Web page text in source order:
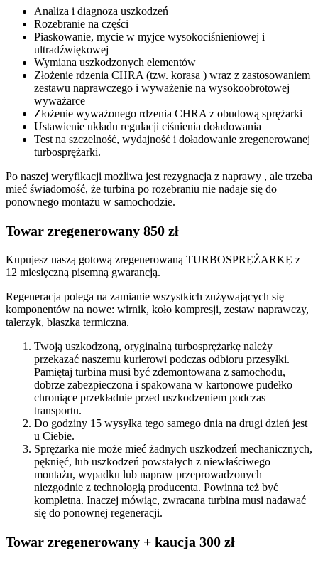
Analiza i diagnoza uszkodzeń
Rozebranie na części
Piaskowanie, mycie w myjce wysokociśnieniowej i
ultradźwiękowej
Wymiana uszkodzonych elementów
Złożenie rdzenia CHRA (tzw. korasa ) wraz z zastosowaniem
zestawu naprawczego i wyważenie na wysokoobrotowej
wyważarce
Złożenie wyważonego rdzenia CHRA z obudową sprężarki
Ustawienie układu regulacji ciśnienia doładowania
Test na szczelność, wydajność i doładowanie zregenerowanej
turbosprężarki.
Po naszej weryfikacji możliwa jest rezygnacja z naprawy , ale trzeba
mieć świadomość, że turbina po rozebraniu nie nadaje się do
ponownego montażu w samochodzie.
Towar zregenerowany 850 zł
Kupujesz naszą gotową zregenerowaną TURBOSPRĘŻARKĘ z
12 miesięczną pisemną gwarancją.
Regeneracja polega na zamianie wszystkich zużywających się
komponentów na nowe: wirnik, koło kompresji, zestaw naprawczy,
talerzyk, blaszka termiczna.
Twoją uszkodzoną, oryginalną turbosprężarkę należy
przekazać naszemu kurierowi podczas odbioru przesyłki.
Pamiętaj turbina musi być zdemontowana z samochodu,
dobrze zabezpieczona i spakowana w kartonowe pudełko
chroniące przekładnie przed uszkodzeniem podczas
transportu.
Do godziny 15 wysyłka tego samego dnia na drugi dzień jest
u Ciebie.
Sprężarka nie może mieć żadnych uszkodzeń mechanicznych,
pęknięć, lub uszkodzeń powstałych z niewłaściwego
montażu, wypadku lub napraw przeprowadzonych
niezgodnie z technologią producenta. Powinna też być
kompletna. Inaczej mówiąc, zwracana turbina musi nadawać
się do ponownej regeneracji.
Towar zregenerowany + kaucja 300 zł